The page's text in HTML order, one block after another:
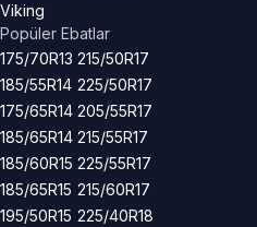
Viking
Popüler Ebatlar
175/70R13
185/55R14
175/65R14
185/65R14
185/60R15
185/65R15
195/50R15
215/50R17
225/50R17
205/55R17
215/55R17
225/55R17
215/60R17
225/40R18